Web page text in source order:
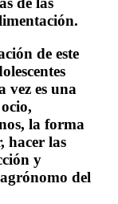
de este
vez es una
la forma
hacer las
y
del